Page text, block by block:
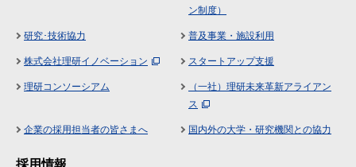
ン制度）
研究･技術協力 普及事業・施設利用
株式会社理研イノベーション スタートアップ支援
理研コンソーシアム
（一社）理研未来革新アライアン
ス
企業の採用担当者の皆さまへ 国内外の大学・研究機関との協力
採用情報